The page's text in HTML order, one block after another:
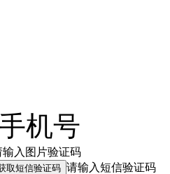
机号
输入图片验证码
取短信验证码 请输入短信验证码